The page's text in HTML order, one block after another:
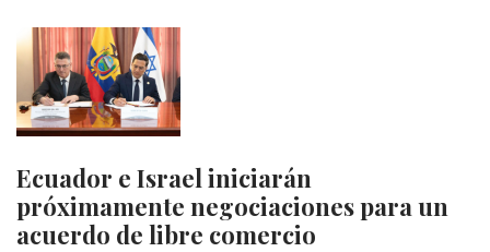
Ecuador e Israel iniciarán
próximamente negociaciones para un
acuerdo de libre comercio